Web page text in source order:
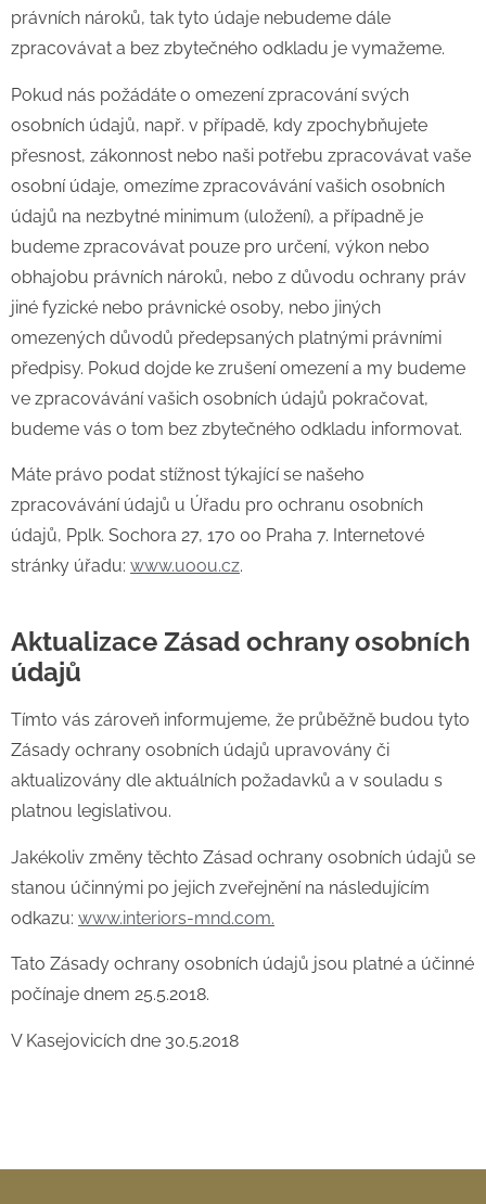
právních nároků, tak tyto údaje nebudeme dále
zpracovávat a bez zbytečného odkladu je vymažeme.
Pokud nás požádáte o omezení zpracování svých
osobních údajů, např. v případě, kdy zpochybňujete
přesnost, zákonnost nebo naši potřebu zpracovávat vaše
osobní údaje, omezíme zpracovávání vašich osobních
údajů na nezbytné minimum (uložení), a případně je
budeme zpracovávat pouze pro určení, výkon nebo
obhajobu právních nároků, nebo z důvodu ochrany práv
jiné fyzické nebo právnické osoby, nebo jiných
omezených důvodů předepsaných platnými právními
předpisy. Pokud dojde ke zrušení omezení a my budeme
ve zpracovávání vašich osobních údajů pokračovat,
budeme vás o tom bez zbytečného odkladu informovat.
Máte právo podat stížnost týkající se našeho
zpracovávání údajů u Úřadu pro ochranu osobních
údajů, Pplk. Sochora 27, 170 00 Praha 7. Internetové
stránky úřadu: www.uoou.cz.
Aktualizace Zásad ochrany osobních
údajů
Tímto vás zároveň informujeme, že průběžně budou tyto
Zásady ochrany osobních údajů upravovány či
aktualizovány dle aktuálních požadavků a v souladu s
platnou legislativou.
Jakékoliv změny těchto Zásad ochrany osobních údajů se
stanou účinnými po jejich zveřejnění na následujícím
odkazu: www.interiors-mnd.com.
Tato Zásady ochrany osobních údajů jsou platné a účinné
počínaje dnem 25.5.2018.
V Kasejovicích dne 30.5.2018